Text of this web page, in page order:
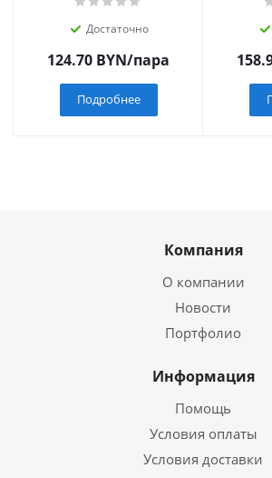
Достаточно
124.70 BYN/пара
Подробнее
Компания
О компании
Новости
Портфолио
Информация
Помощь
Условия оплаты
Условия доставки